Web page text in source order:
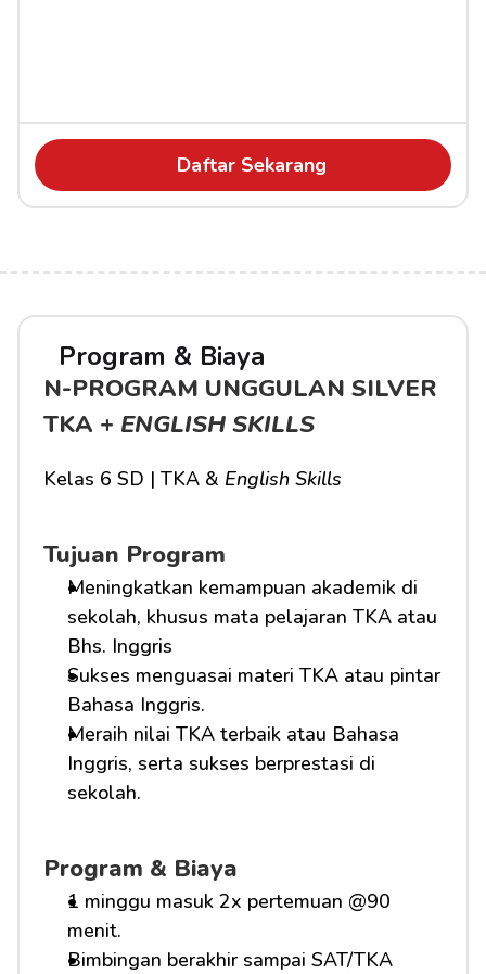
Daftar Sekarang
Program & Biaya
N-PROGRAM UNGGULAN SILVER
TKA + ENGLISH SKILLS
Kelas 6 SD | TKA & English Skills
Tujuan Program
Meningkatkan kemampuan akademik di
sekolah, khusus mata pelajaran TKA atau
Bhs. Inggris
Sukses menguasai materi TKA atau pintar
Bahasa Inggris.
Meraih nilai TKA terbaik atau Bahasa
Inggris, serta sukses berprestasi di
sekolah.
Program & Biaya
1 minggu masuk 2x pertemuan @90
menit.
Bimbingan berakhir sampai SAT/TKA